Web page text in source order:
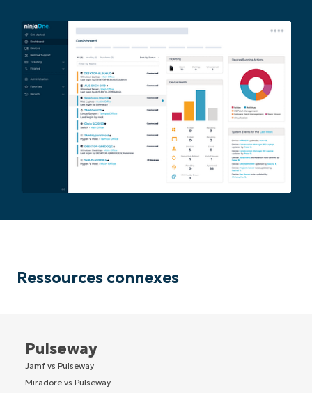
Ressources connexes
Pulseway
Jamf vs Pulseway
Miradore vs Pulseway